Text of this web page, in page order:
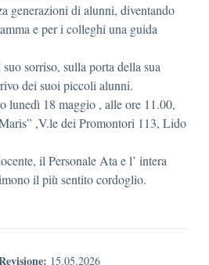
generazioni di alunni, diventando
e per i colleghi una guida
sorriso, sulla porta della sua
dei suoi piccoli alunni.
lunedì 18 maggio , alle ore 11.00,
,V.le dei Promontori 113, Lido
il Personale Ata e l’ intera
il più sentito cordoglio.
15.05.2026